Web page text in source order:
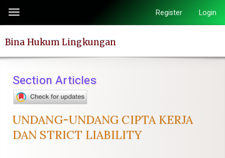
page
content
Navigation
Main
Sidebar
Toggle
navigation
Register Login
Bina Hukum Lingkungan
Section Articles
UNDANG-UNDANG CIPTA KERJA
DAN STRICT LIABILITY